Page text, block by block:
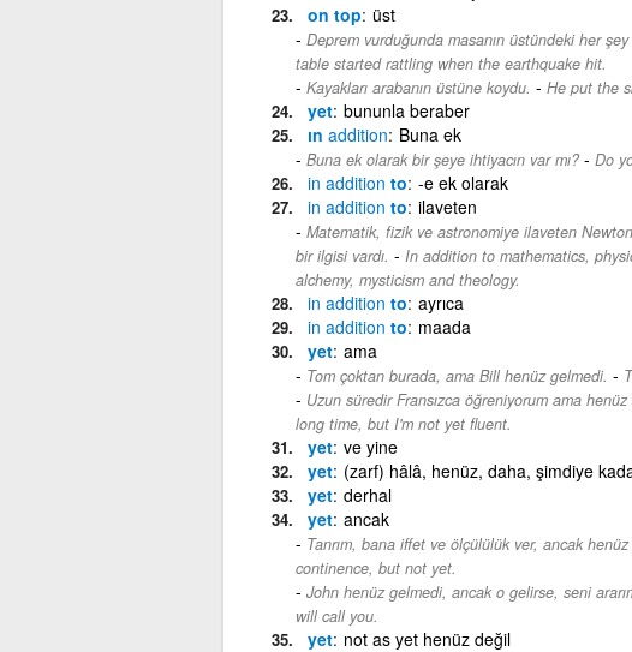
on top üst
Deprem vurduğunda masanın üstündeki her şey
table started rattling when the earthquake hit.
Kayakları arabanın üstüne koydu. - He put the
yet bununla beraber
ın addition Buna ek
Buna ek olarak bir şeye ihtiyacın var mı?- Do
in addition to -e ek olarak
in addition to ilaveten
Matematik, fizik ve astronomiye ilaveten
bir ilgisi vardı. - In addition to mathematics,
alchemy, mysticism and theology.
in addition to ayrıca
in addition to maada
yet ama
Tom çoktan burada, ama Bill henüz gelmedi. -
Uzun süredir Fransızca öğreniyorum ama henüz
long time, but I'm not yet fluent.
yet ve yine
yet (zarf) hâlâ, henüz, daha, şimdiye
yet derhal
yet ancak
Tanrım, bana iffet ve ölçülülük ver, ancak
continence, but not yet.
John henüz gelmedi, ancak o gelirse, seni
will call you.
yet not as yet henüz değil